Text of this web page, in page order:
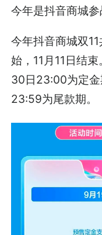
今年是抖音商城参
今年抖音商城双
始，11月11日结
30日23:00为定金
23:59为尾款期。